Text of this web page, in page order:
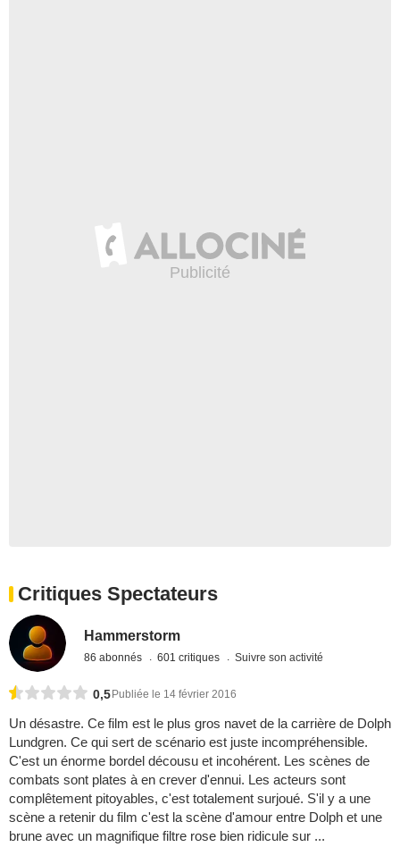
Critiques Spectateurs
Hammerstorm
86 abonnés 601 critiques Suivre son activité
0,5 Publiée le 14 février 2016
Un désastre. Ce film est le plus gros navet de la carrière de Dolph
Lundgren. Ce qui sert de scénario est juste incompréhensible.
C'est un énorme bordel décousu et incohérent. Les scènes de
combats sont plates à en crever d'ennui. Les acteurs sont
complêtement pitoyables, c'est totalement surjoué. S'il y a une
scène a retenir du film c'est la scène d'amour entre Dolph et une
brune avec un magnifique filtre rose bien ridicule sur ...